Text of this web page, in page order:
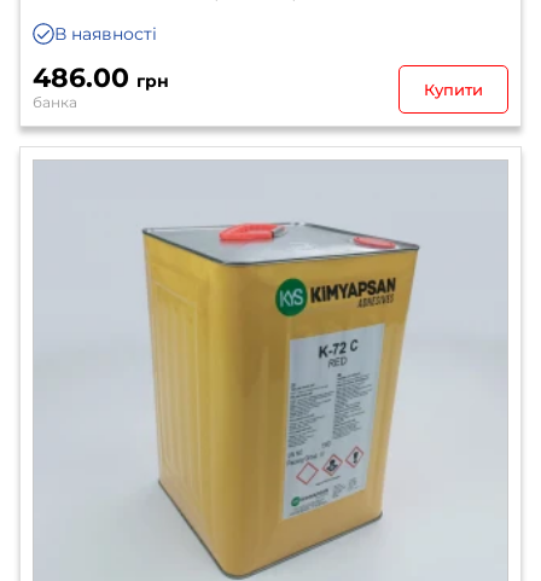
В наявності
486.00 грн
банка
Купити